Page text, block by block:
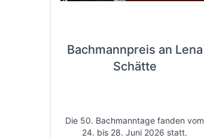
Bachmannpreis an Lena
Schätte
Die 50. Bachmanntage fanden vom
24. bis 28. Juni 2026 statt.